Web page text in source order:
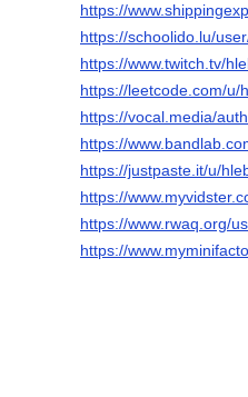
https://
https://schoolido.lu/
https://www.twitch.tv/
https://leetcode.com/u/
https://vocal.media/
https://
https://justpaste.it/u/
https://
https://www.rwaq.org/
https://